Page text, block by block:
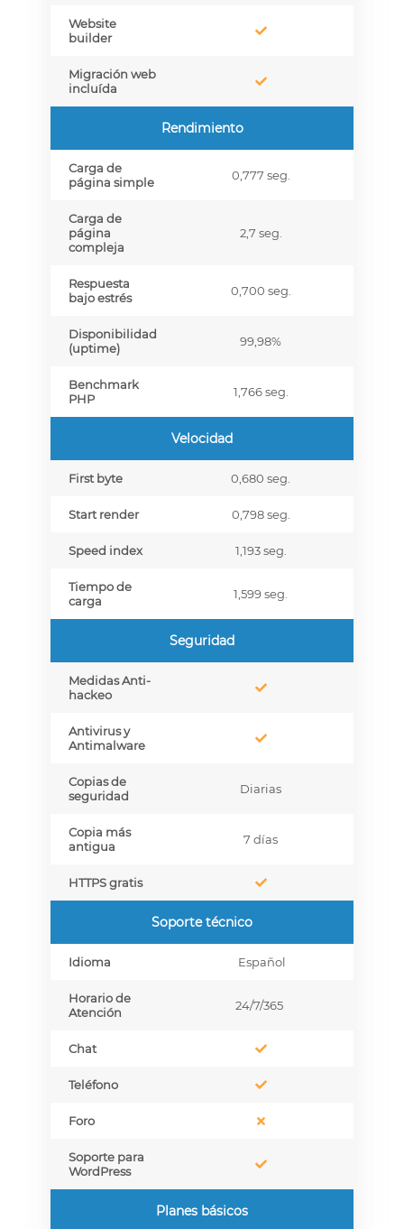
Website
builder
Migración web
incluída
Rendimiento
Carga de
página simple
0,777 seg.
Carga de
página
compleja
2,7 seg.
Respuesta
bajo estrés
0,700 seg.
Disponibilidad
(uptime)
99,98%
Benchmark
PHP
1,766 seg.
Velocidad
First byte 0,680 seg.
Start render 0,798 seg.
Speed index 1,193 seg.
Tiempo de
carga
1,599 seg.
Seguridad
Medidas Anti-
hackeo
Antivirus y
Antimalware
Copias de
seguridad
Diarias
Copia más
antigua
7 días
HTTPS gratis
Soporte técnico
Idioma Español
Horario de
Atención
24/7/365
Chat
Teléfono
Foro
Soporte para
WordPress
Planes básicos